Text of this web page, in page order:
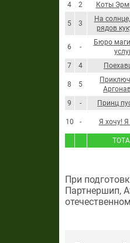
4 2 Коты
5 3
На
рядов
6 -
Бюро
7 4
8 5
9 - Принц
10 - Я хочу! Я
При
Партнершип,